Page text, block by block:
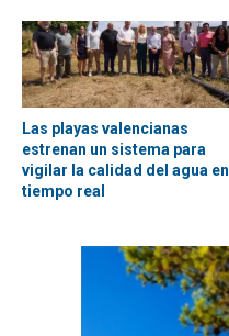
Las playas valencianas
estrenan un sistema para
vigilar la calidad del agua en
tiempo real